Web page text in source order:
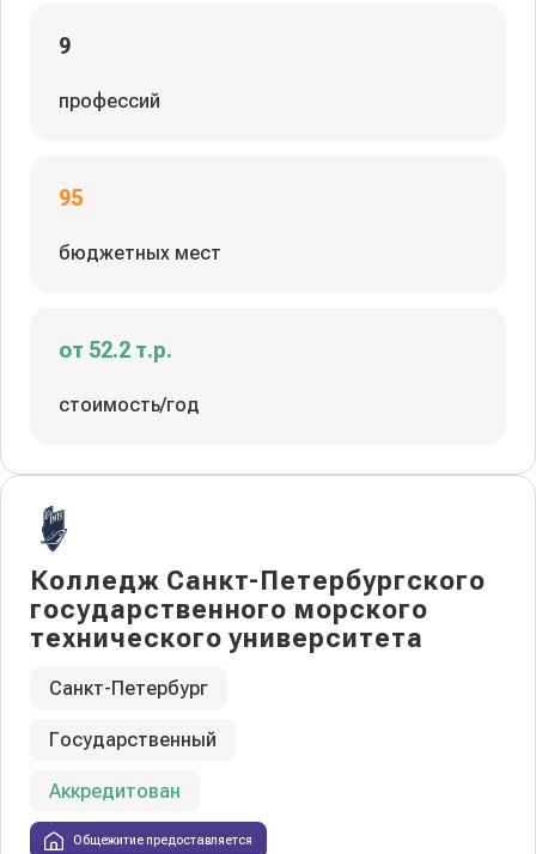
9
профессий
95
бюджетных мест
от 52.2 т.р.
стоимость/год
Колледж Санкт-Петербургского
государственного морского
технического университета
Санкт-Петербург
Государственный
Аккредитован
Общежитие предоставляется